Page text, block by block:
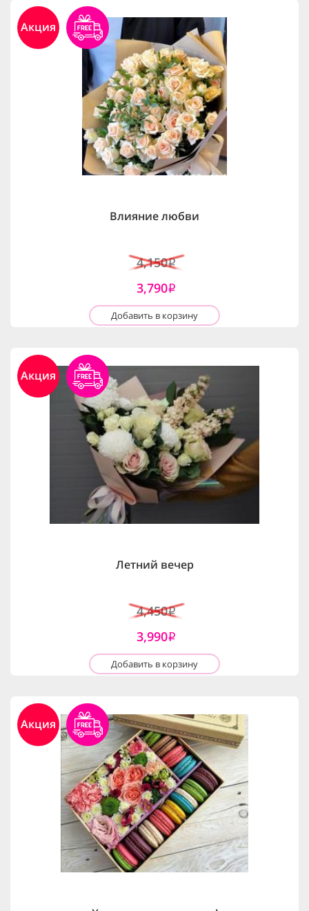
Акция
Влияние любви
4,150i
3,790i
Добавить в корзину
Акция
Летний вечер
4,450i
3,990i
Добавить в корзину
Акция